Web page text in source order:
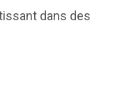
dans des